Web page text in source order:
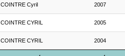
COINTRE Cyril 2007
COINTRE CYRIL 2005
COINTRE CYRIL 2004